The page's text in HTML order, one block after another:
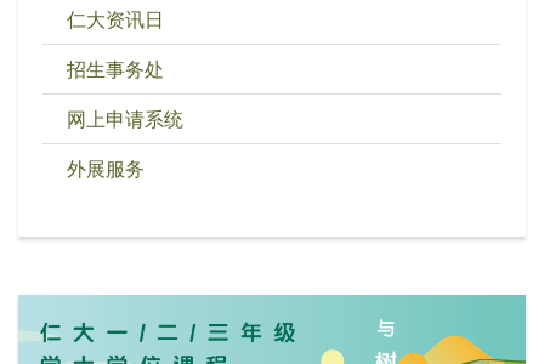
仁大资讯日
招生事务处
网上申请系统
外展服务